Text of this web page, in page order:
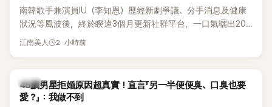
南韓歌手兼演員IU（李知恩）歷經新劇爭議、分手消息及健康
狀況等風波後，終於睽違3個月更新社群平台，一口氣曬出20
張近況照，讓大批粉絲又驚又喜。不過，比起照片本身，更引
江南美人 2 小時前
韓星
45歲男星拒婚原因超真實！直言「另一半便便臭、口臭也要
愛？」：我做不到